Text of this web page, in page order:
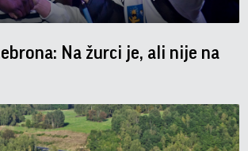
Na žurci je, ali nije na